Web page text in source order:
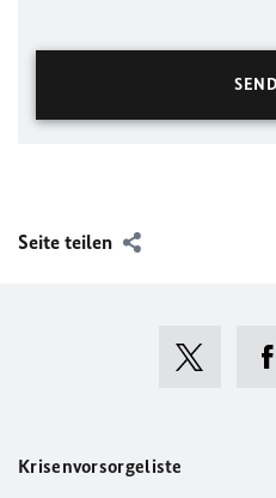
Seite teilen
Krisenvorsorgeliste